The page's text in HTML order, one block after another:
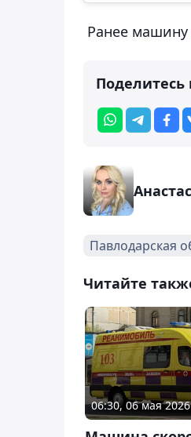
Ранее машину
Поделитесь
Павлодарская
Читайте
06:30, 06 мая 2026